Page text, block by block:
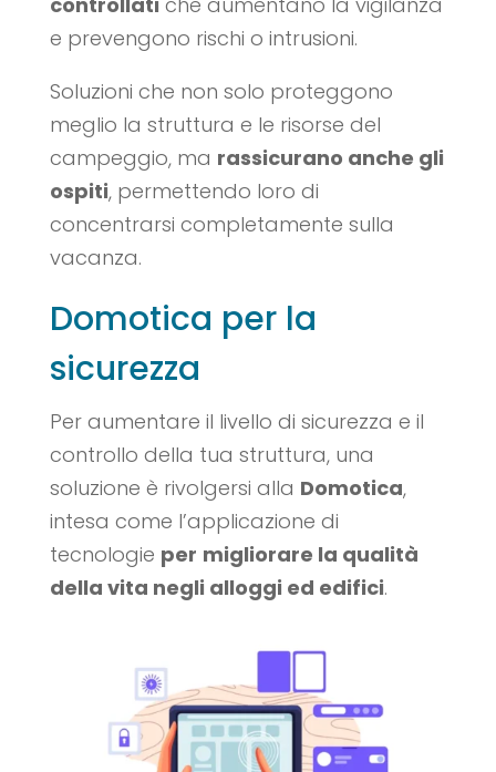
e prevengono rischi o intrusioni.
Soluzioni che non solo proteggono
meglio la struttura e le risorse del
campeggio, ma rassicurano anche gli
ospiti, permettendo loro di
concentrarsi completamente sulla
vacanza.
Domotica per la
sicurezza
Per aumentare il livello di sicurezza e il
controllo della tua struttura, una
soluzione è rivolgersi alla Domotica,
intesa come l’applicazione di
tecnologie per migliorare la qualità
della vita negli alloggi ed edifici.